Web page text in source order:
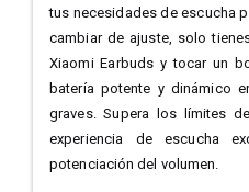
tus necesidades de escucha
cambiar de ajuste, solo
Xiaomi Earbuds y tocar un
batería potente y dinámico
graves. Supera los límites
experiencia de escucha
potenciación del volumen.